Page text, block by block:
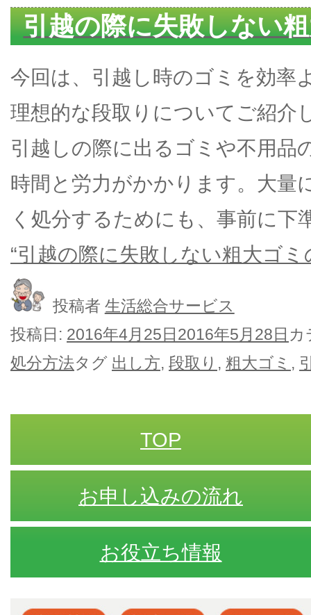
引越の際に失敗しない
今回は、引越し時のゴミを効率
理想的な段取りについてご紹介
引越しの際に出るゴミや不用品
時間と労力がかかります。大量
く処分するためにも、事前に
“引越の際に失敗しない粗大ゴミ
投稿者 生活総合サービス
投稿日: 2016年4月25日 2016年5月28日
処分方法タグ 出し方, 段取り , 粗大ゴミ ,
TOP
お申し込みの流れ
お役立ち情報